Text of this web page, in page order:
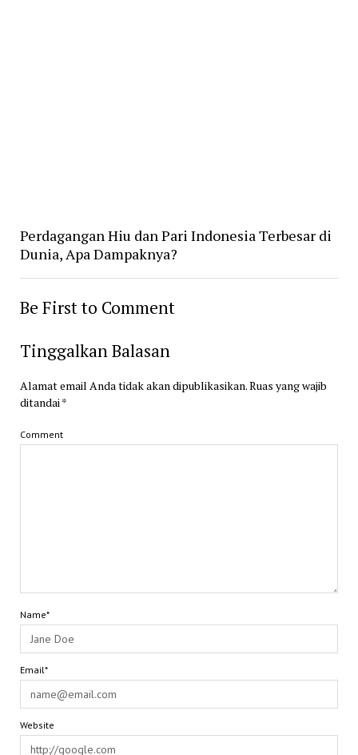
Perdagangan Hiu dan Pari Indonesia Terbesar di
Dunia, Apa Dampaknya?
Be First to Comment
Tinggalkan Balasan
Alamat email Anda tidak akan dipublikasikan.Ruas yang wajib
ditandai *
Comment
Name*
Email*
Website